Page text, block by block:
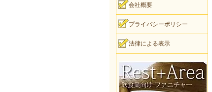
会社概要
プライバシーポリシー
法律による表示